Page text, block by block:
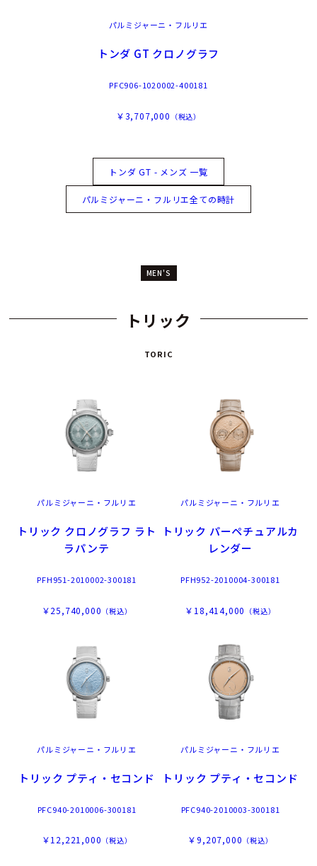
パルミジャーニ・フルリエ
トンダ GT クロノグラフ
PFC906-1020002-400181
￥3,707,000 （税込）
トンダ GT - メンズ 一覧
パルミジャーニ・フルリエ全ての時計
MEN'S
トリック
TORIC
パルミジャーニ・フルリエ
トリック クロノグラフ ラト
ラパンテ
PFH951-2010002-300181
￥25,740,000 （税込）
パルミジャーニ・フルリエ
トリック パーペチュアルカ
レンダー
PFH952-2010004-300181
￥18,414,000 （税込）
パルミジャーニ・フルリエ
トリック プティ・セコンド
PFC940-2010006-300181
￥12,221,000 （税込）
パルミジャーニ・フルリエ
トリック プティ・セコンド
PFC940-2010003-300181
￥9,207,000 （税込）